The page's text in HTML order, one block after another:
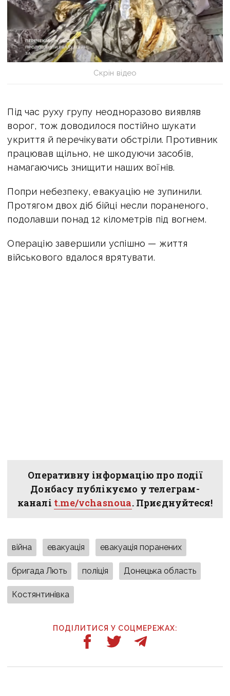
Скрін відео
Під час руху групу неодноразово виявляв
ворог, тож доводилося постійно шукати
укриття й перечікувати обстріли. Противник
працював щільно, не шкодуючи засобів,
намагаючись знищити наших воїнів.
Попри небезпеку, евакуацію не зупинили.
Протягом двох діб бійці несли пораненого,
подолавши понад 12 кілометрів під вогнем.
Операцію завершили успішно — життя
військового вдалося врятувати.
Оперативну інформацію про події
Донбасу публікуємо у телеграм-
каналі t.me/vchasnoua. Приєднуйтеся!
війна евакуація евакуація поранених
бригада Лють поліція Донецька область
Костянтинівка
ПОДІЛИТИСЯ У СОЦМЕРЕЖАХ: